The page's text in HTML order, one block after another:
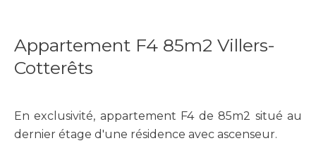
Appartement F4 85m2 Villers-
Cotterêts
En exclusivité, appartement F4 de 85m2 situé au
dernier étage d'une résidence avec ascenseur.